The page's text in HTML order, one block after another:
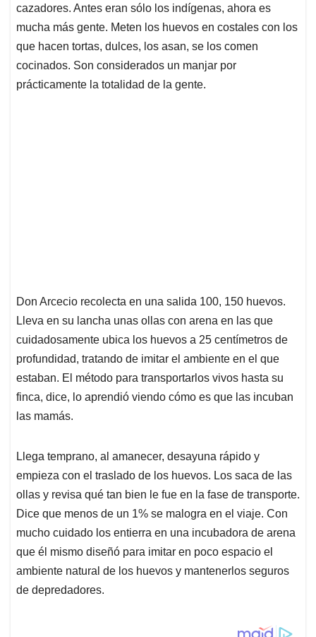
cazadores. Antes eran sólo los indígenas, ahora es
mucha más gente. Meten los huevos en costales con los
que hacen tortas, dulces, los asan, se los comen
cocinados. Son considerados un manjar por
prácticamente la totalidad de la gente.
Don Arcecio recolecta en una salida 100, 150 huevos.
Lleva en su lancha unas ollas con arena en las que
cuidadosamente ubica los huevos a 25 centímetros de
profundidad, tratando de imitar el ambiente en el que
estaban. El método para transportarlos vivos hasta su
finca, dice, lo aprendió viendo cómo es que las incuban
las mamás.
Llega temprano, al amanecer, desayuna rápido y
empieza con el traslado de los huevos. Los saca de las
ollas y revisa qué tan bien le fue en la fase de transporte.
Dice que menos de un 1% se malogra en el viaje. Con
mucho cuidado los entierra en una incubadora de arena
que él mismo diseñó para imitar en poco espacio el
ambiente natural de los huevos y mantenerlos seguros
de depredadores.